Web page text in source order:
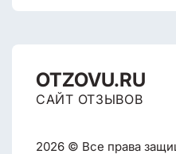
OTZOVU.RU
САЙТ ОТЗЫВОВ
2026 © Все права